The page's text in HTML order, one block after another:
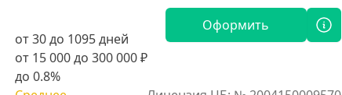
от 30 до 1095 дней
от 15 000 до 300 000 ₽
до 0.8%
Оформить